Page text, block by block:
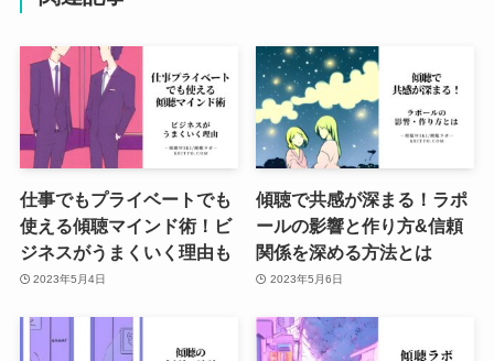
仕事でもプライベートでも
使える傾聴マインド術！ビ
ジネスがうまくいく理由も
2023年5月4日
傾聴で共感が深まる！ラポ
ールの影響と作り方&信頼
関係を深める方法とは
2023年5月6日